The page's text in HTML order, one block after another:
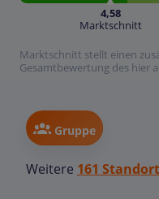
4,58
Marktschnitt
Marktschnitt stellt einen
Gesamtbewertung des hier
Gruppe
Weitere 161